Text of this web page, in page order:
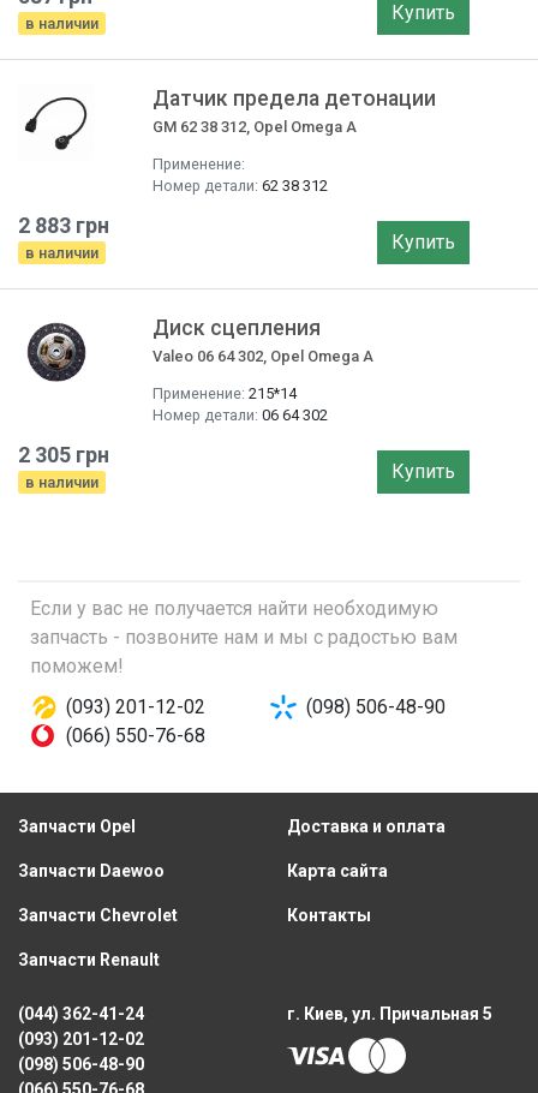
в наличии Купить
Датчик предела детонации
GM 62 38 312, Opel Omega A
Применение:
Номер детали: 62 38 312
2 883 грн
в наличии Купить
Диск сцепления
Valeo 06 64 302, Opel Omega A
Применение: 215*14
Номер детали: 06 64 302
2 305 грн
в наличии Купить
Если у вас не получается найти необходимую
запчасть - позвоните нам и мы с радостью вам
поможем!
(093) 201-12-02
(098) 506-48-90
(066) 550-76-68
Запчасти Opel
Запчасти Daewoo
Запчасти Chevrolet
Запчасти Renault
Доставка и оплата
Карта сайта
Контакты
(044) 362-41-24
(093) 201-12-02
(098) 506-48-90
г. Киев, ул. Причальная 5